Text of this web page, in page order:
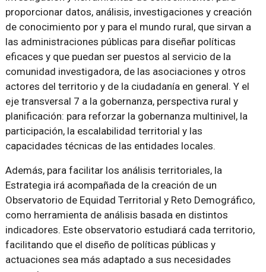
proporcionar datos, análisis, investigaciones y creación
de conocimiento por y para el mundo rural, que sirvan a
las administraciones públicas para diseñar políticas
eficaces y que puedan ser puestos al servicio de la
comunidad investigadora, de las asociaciones y otros
actores del territorio y de la ciudadanía en general. Y el
eje transversal 7 a la gobernanza, perspectiva rural y
planificación: para reforzar la gobernanza multinivel, la
participación, la escalabilidad territorial y las
capacidades técnicas de las entidades locales.
Además, para facilitar los análisis territoriales, la
Estrategia irá acompañada de la creación de un
Observatorio de Equidad Territorial y Reto Demográfico,
como herramienta de análisis basada en distintos
indicadores. Este observatorio estudiará cada territorio,
facilitando que el diseño de políticas públicas y
actuaciones sea más adaptado a sus necesidades